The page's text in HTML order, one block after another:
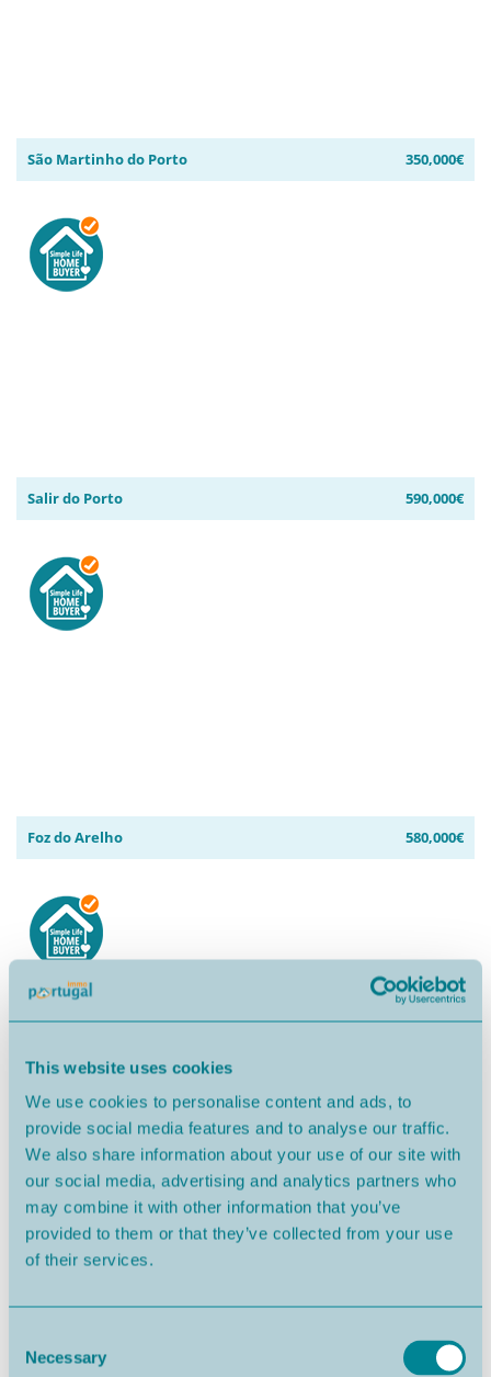
This website uses cookies
We use cookies to personalise content and ads, to
provide social media features and to analyse our traffic.
We also share information about your use of our site with
our social media, advertising and analytics partners who
may combine it with other information that you’ve
provided to them or that they’ve collected from your use
of their services.
Selection
Necessary
São Martinho do Porto 350,000€
Salir do Porto 590,000€
Foz do Arelho 580,000€
Alcobaca 650,000€